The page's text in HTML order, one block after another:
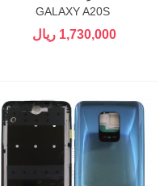
GALAXY A20S
1,730,000 ریال